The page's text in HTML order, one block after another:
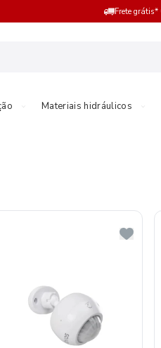
Frete grátis*
Materiais hidráulicos